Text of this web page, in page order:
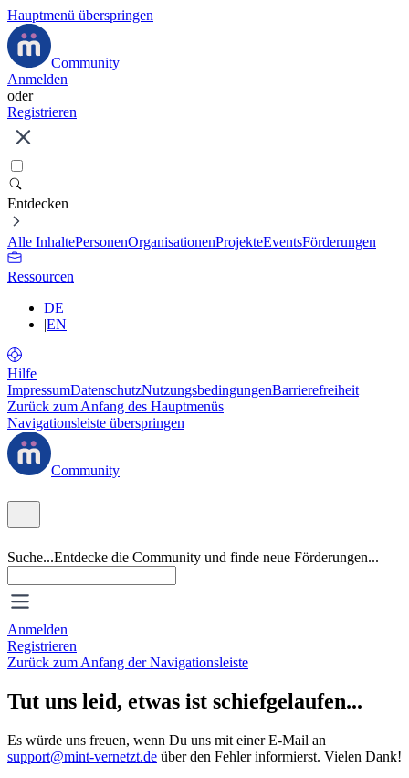
Hauptmenü überspringen
Community
Anmelden
oder
Registrieren
Entdecken
Alle InhaltePersonenOrganisationenProjekteEventsFörderungen
Ressourcen
DE
|EN
Hilfe
ImpressumDatenschutzNutzungsbedingungenBarrierefreiheit
Zurück zum Anfang des Hauptmenüs
Navigationsleiste überspringen
Community
Suche...Entdecke die Community und finde neue Förderungen...
Anmelden
Registrieren
Zurück zum Anfang der Navigationsleiste
Tut uns leid, etwas ist schiefgelaufen...
Es würde uns freuen, wenn Du uns mit einer E-Mail an
support@mint-vernetzt.de über den Fehler informierst. Vielen Dank!